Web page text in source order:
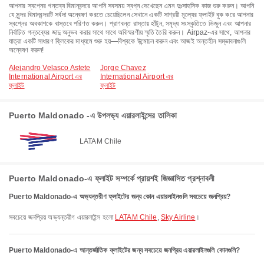
আপনার স্বপ্নের গন্তব্য বিমানবন্দরে আপনি সবসময় স্বপ্ন দেখেছেন এমন দুঃসাহসিক কাজ শুরু করুন। আপনি
যে সুন্দর বিমানবন্দরটি সর্বদা অন্বেষণ করতে চেয়েছিলেন সেখানে একটি সাশ্রয়ী মূল্যের ফ্লাইট বুক করে আপনার
স্বপ্নের অবকাশকে বাস্তবে পরিণত করুন। প্রাণবন্ত রাস্তায় হাঁটুন, সমৃদ্ধ সংস্কৃতিতে ভিজুন এবং আপনার
নির্বাচিত গন্তব্যের জাদু অনুভব করার সাথে সাথে অবিস্মরণীয় স্মৃতি তৈরি করুন। Airpaz-এর সাথে, আপনার
যাত্রা একটি সাধারণ ক্লিকের মাধ্যমে শুরু হয়—বিশ্বকে উন্মোচন করুন এবং আজই অন্তহীন সম্ভাবনাগুলি
অন্বেষণ করুন!
Alejandro Velasco Astete
International Airport এর
ফ্লাইট
Jorge Chavez
International Airport এর
ফ্লাইট
Puerto Maldonado -এ উপলভ্য এয়ারলাইন্সের তালিকা
LATAM Chile
Puerto Maldonado-এ ফ্লাইট সম্পর্কে প্রায়শই জিজ্ঞাসিত প্রশ্নাবলী
Puerto Maldonado-এ অভ্যন্তরীণ ফ্লাইটের জন্য কোন এয়ারলাইনগুলি সবচেয়ে জনপ্রিয়?
সবচেয়ে জনপ্রিয় অভ্যন্তরীণ এয়ারলাইন্স হলো LATAM Chile , Sky Airline ।
Puerto Maldonado-এ আন্তর্জাতিক ফ্লাইটের জন্য সবচেয়ে জনপ্রিয় এয়ারলাইনগুলি কোনগুলি?